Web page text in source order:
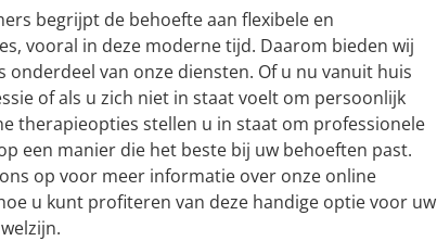
begrijpt de behoefte aan flexibele en
vooral in deze moderne tijd. Daarom bieden wij
onderdeel van onze diensten. Of u nu vanuit huis
of als u zich niet in staat voelt om persoonlijk
therapieopties stellen u in staat om professionele
een manier die het beste bij uw behoeften past.
op voor meer informatie over onze online
u kunt profiteren van deze handige optie voor uw